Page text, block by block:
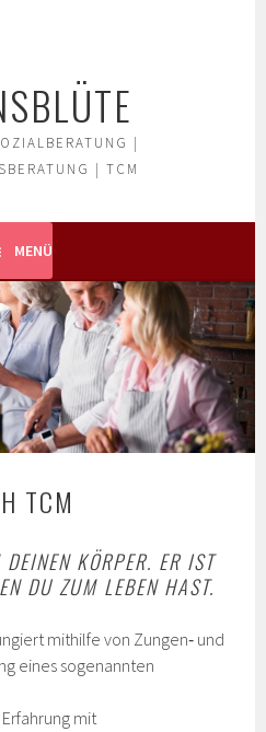
|
| TCM
MENÜ
TCM
KÖRPER. ER IST
DU ZUM LEBEN HAST.
mithilfe von Zungen‐ und
eines sogenannten
mit